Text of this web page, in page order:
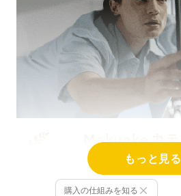
もっと見る
購入の仕組みを知る